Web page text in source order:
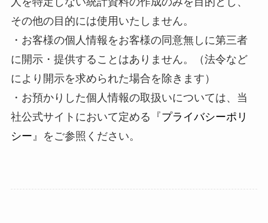
その他の目的には使用いたしません。
・お客様の個人情報をお客様の同意無しに第三者
に開示・提供することはありません。（法令など
により開示を求められた場合を除きます）
・お預かりした個人情報の取扱いについては、当
社公式サイトにおいて定める『プライバシーポリ
シー』をご参照ください。